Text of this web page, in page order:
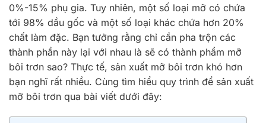
0%-15% phụ gia. Tuy nhiên, một số loại mỡ có chứa
tới 98% dầu gốc và một số loại khác chứa hơn 20%
chất làm đặc. Bạn tưởng rằng chỉ cần pha trộn các
thành phần này lại với nhau là sẽ có thành phẩm mỡ
bôi trơn sao? Thực tế, sản xuất mỡ bôi trơn khó hơn
bạn nghĩ rất nhiều. Cùng tìm hiểu quy trình để sản xuất
mỡ bôi trơn qua bài viết dưới đây: